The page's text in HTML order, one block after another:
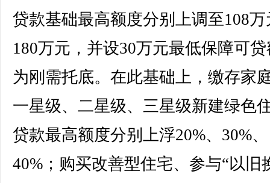
贷款基础最高额度分别上调至108万
180万元，并设30万元最低保障可
为刚需托底。在此基础上，缴存家
一星级、二星级、三星级新建绿色
贷款最高额度分别上浮20%、30%、
40%；购买改善型住宅、参与“以旧